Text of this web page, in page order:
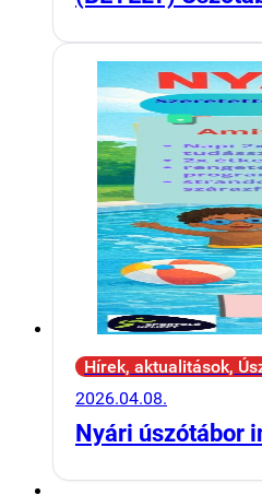
Hírek, aktualitások,
2026.04.08.
Nyári úszótábor